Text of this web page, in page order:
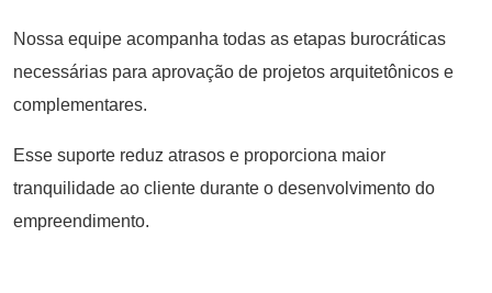
Nossa equipe acompanha todas as etapas burocráticas
necessárias para aprovação de projetos arquitetônicos e
complementares.
Esse suporte reduz atrasos e proporciona maior
tranquilidade ao cliente durante o desenvolvimento do
empreendimento.